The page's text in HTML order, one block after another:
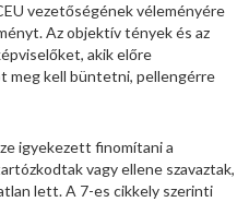
vezetőségének véleményére
Az objektív tények és az
akik előre
meg kell büntetni, pellengérre
igyekezett finomítani a
vagy ellene szavaztak,
lett. A 7-es cikkely szerinti